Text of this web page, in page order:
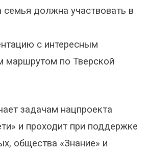
должна участвовать в
с интересным
маршрутом по Тверской
задачам нацпроекта
и проходит при поддержке
общества «Знание» и